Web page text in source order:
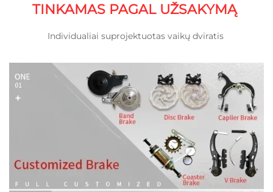
TINKAMAS PAGAL UŽSAKYMĄ
Individualiai suprojektuotas vaikų dviratis